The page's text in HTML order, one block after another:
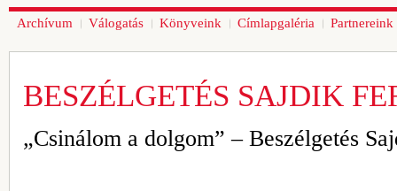
Archívum Válogatás Könyveink Címlapgaléria Partnereink
BESZÉLGETÉS SAJDIK
„Csinálom a dolgom” – Beszélgetés